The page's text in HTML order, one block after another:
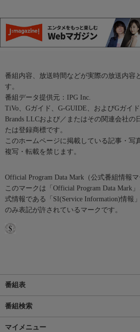
番組内容、放送時間などが実際の放送内容
す。
番組データ提供元：IPG Inc.
TiVo、Gガイド、G-GUIDE、およびGガイ
Brands LLCおよび／またはその関連会社の
たは登録商標です。
このホームページに掲載している記事・写
複写・転載を禁じます。
Official Program Data Mark（公式番組情報マ
このマークは「Official Program Data Mark
式情報である「SI(Service Information)情報
のみ表記が許されているマークです。
番組表
番組検索
マイメニュー